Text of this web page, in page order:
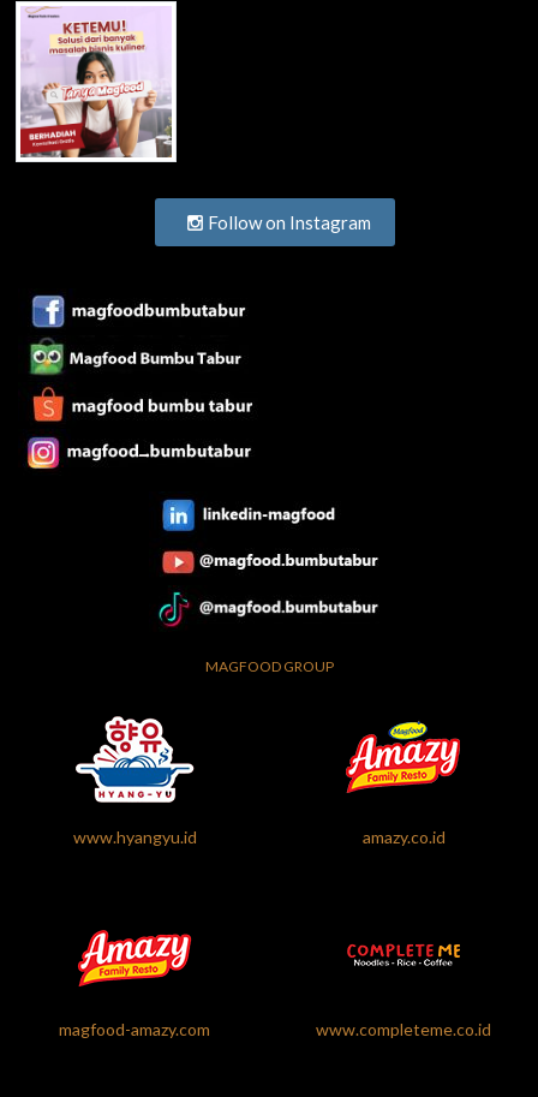
Follow on Instagram
MAGFOOD GROUP
www.hyangyu.id amazy.co.id
magfood-amazy.com www.completeme.co.id